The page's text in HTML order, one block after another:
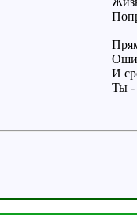
И
Ты -